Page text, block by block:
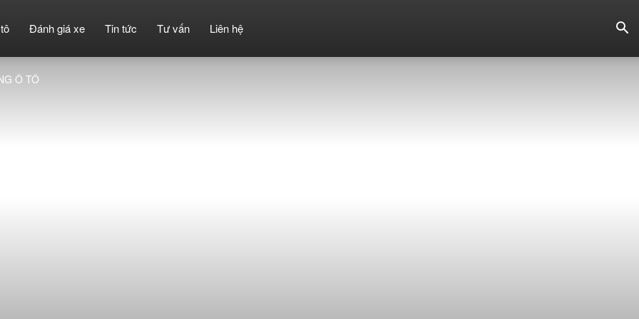
Đánh giá xe Tin tức Tư vấn Liên hệ
Ô TÔ